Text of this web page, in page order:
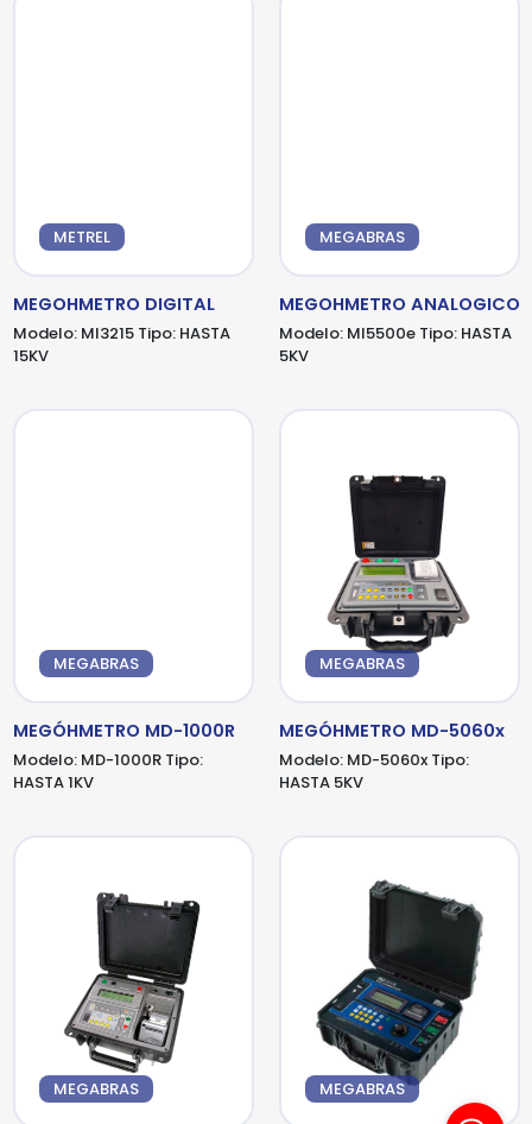
METREL
MEGOHMETRO DIGITAL
Modelo: MI3215Tipo: HASTA
15KV
MEGABRAS
MEGOHMETRO ANALOGICO
Modelo: MI5500eTipo: HASTA
5KV
MEGABRAS
MEGÓHMETRO MD-1000R
Modelo: MD-1000RTipo:
HASTA 1KV
MEGABRAS
MEGÓHMETRO MD-5060x
Modelo: MD-5060xTipo:
HASTA 5KV
MEGABRAS MEGABRAS